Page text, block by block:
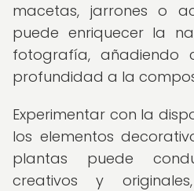
macetas, jarrones o
puede enriquecer la
fotografía, añadiendo
profundidad a la
Experimentar con la
los elementos
plantas puede
creativos y